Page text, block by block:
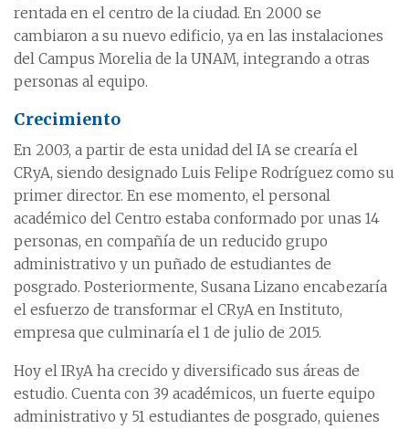
rentada en el centro de la ciudad. En 2000 se
cambiaron a su nuevo edificio, ya en las instalaciones
del Campus Morelia de la UNAM, integrando a otras
personas al equipo.
Crecimiento
En 2003, a partir de esta unidad del IA se crearía el
CRyA, siendo designado Luis Felipe Rodríguez como su
primer director. En ese momento, el personal
académico del Centro estaba conformado por unas 14
personas, en compañía de un reducido grupo
administrativo y un puñado de estudiantes de
posgrado. Posteriormente, Susana Lizano encabezaría
el esfuerzo de transformar el CRyA en Instituto,
empresa que culminaría el 1 de julio de 2015.
Hoy el IRyA ha crecido y diversificado sus áreas de
estudio. Cuenta con 39 académicos, un fuerte equipo
administrativo y 51 estudiantes de posgrado, quienes